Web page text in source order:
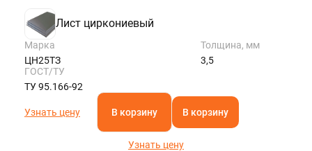
Лист циркониевый
Марка
ЦН25ТЗ
Толщина, мм
3,5
ГОСТ/ТУ
ТУ 95.166-92
Узнать цену В корзину В корзину
Узнать цену